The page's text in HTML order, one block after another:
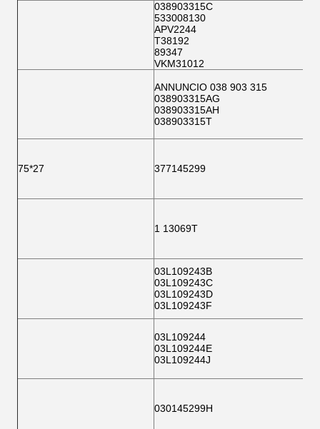
038903315C
533008130
APV2244
T38192
89347
VKM31012
ANNUNCIO 038 903 315
038903315AG
038903315AH
038903315T
75*27 377145299
1 13069T
03L109243B
03L109243C
03L109243D
03L109243F
03L109244
03L109244E
03L109244J
030145299H